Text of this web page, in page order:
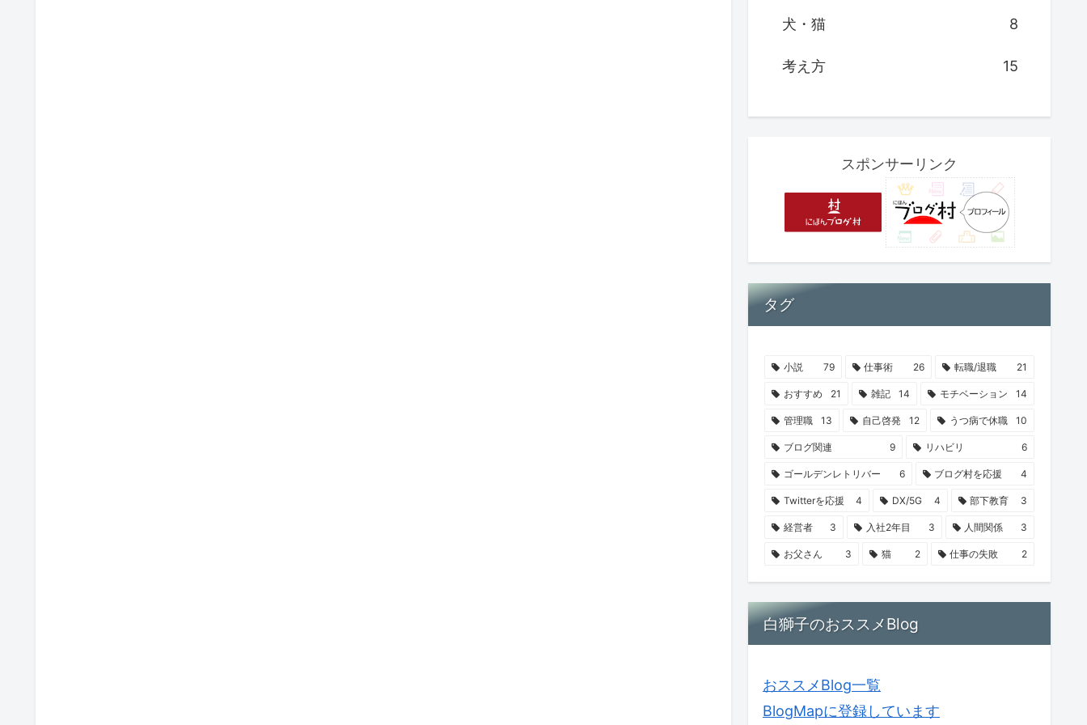
犬・猫 8
考え方 15
スポンサーリンク
タグ
小説 79 仕事術 26 転職/退職 21
おすすめ 21 雑記 14 モチベーション 14
管理職 13 自己啓発 12 うつ病で休職 10
ブログ関連 9 リハビリ 6
ゴールデンレトリバー 6 ブログ村を応援 4
Twitterを応援 4 DX/5G 4 部下教育 3
経営者 3 入社2年目 3 人間関係 3
お父さん 3 猫 2 仕事の失敗 2
白獅子のおススメBlog
おススメBlog一覧
BlogMapに登録しています